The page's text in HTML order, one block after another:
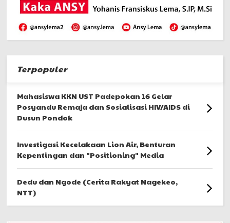
Terpopuler
Mahasiswa KKN UST Padepokan 16 Gelar
Posyandu Remaja dan Sosialisasi HIV/AIDS di
Dusun Pondok
Investigasi Kecelakaan Lion Air, Benturan
Kepentingan dan "Positioning" Media
Dedu dan Ngode (Cerita Rakyat Nagekeo,
NTT)